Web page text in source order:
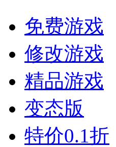
免费游戏
修改游戏
精品游戏
变态版
特价0.1折